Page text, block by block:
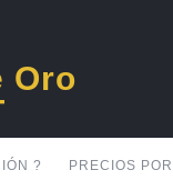
Oro
? PRECIOS